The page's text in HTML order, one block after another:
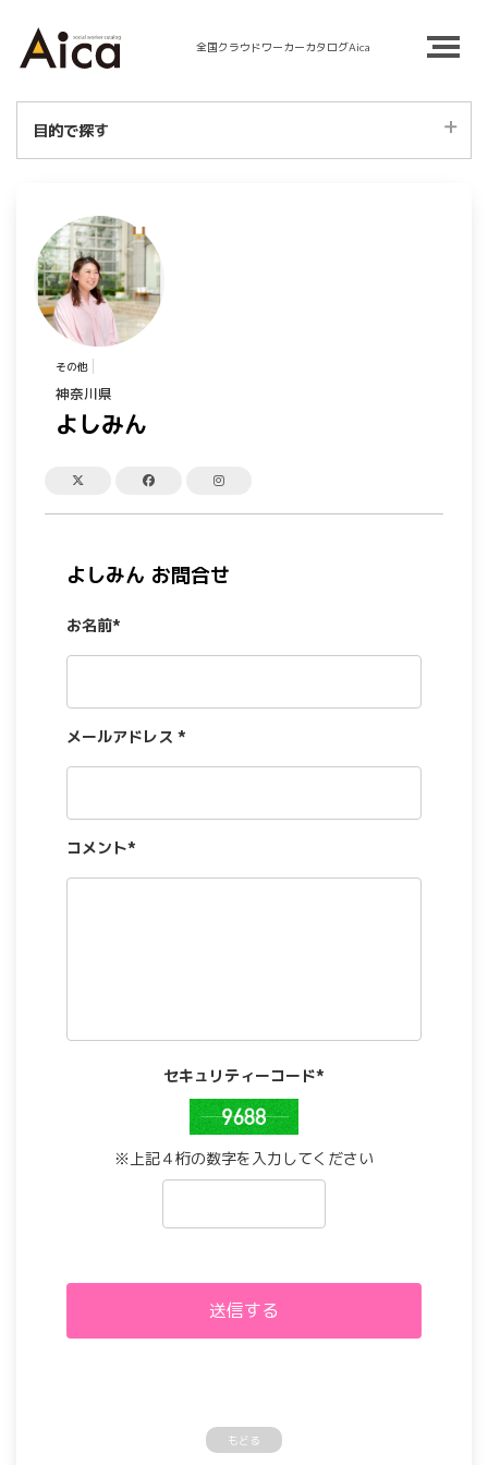
全国クラウドワーカーカタログAica
目的で探す
バナー制作・デザイン
HP制作・作成
LP制作・作成
ロゴデザイン・作成
イラスト・漫画制作
ライティング・記事作成代行
オウンドメディア構築・運用代行
リスティング広告運用代行
ECサイト構築・代行
システム・アプリ開発
その他
その他
神奈川県
よしみん
よしみん お問合せ
お名前*
メールアドレス *
コメント*
セキュリティーコード*
※上記４桁の数字を入力してください
もどる